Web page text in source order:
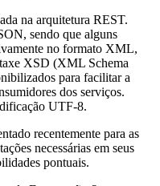
na arquitetura REST.
sendo que alguns
no formato XML,
XSD (XML Schema
para facilitar a
dos serviços.
UTF-8.
recentemente para as
necessárias em seus
pontuais.